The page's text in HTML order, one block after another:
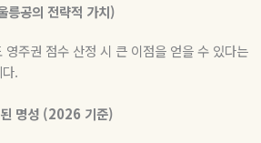
릉공의 전략적 가치)
영주권 점수 산정 시 큰 이점을 얻을 수 있다는
.
명성(2026 기준)